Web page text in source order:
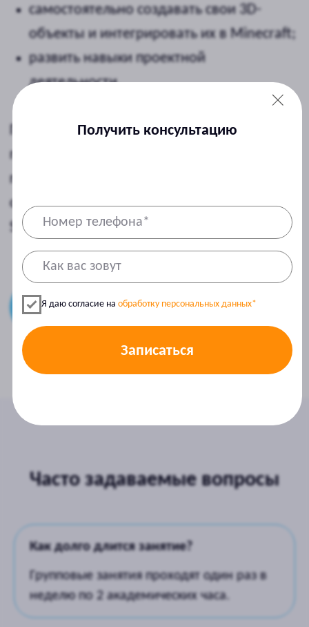
Часто задаваемые вопросы
Как долго длится занятие?
Групповые занятия проходят один раз в
неделю по 2 академических часа.
Расписание занятий